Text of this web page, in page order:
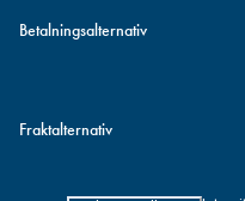
Betalningsalternativ
Fraktalternativ